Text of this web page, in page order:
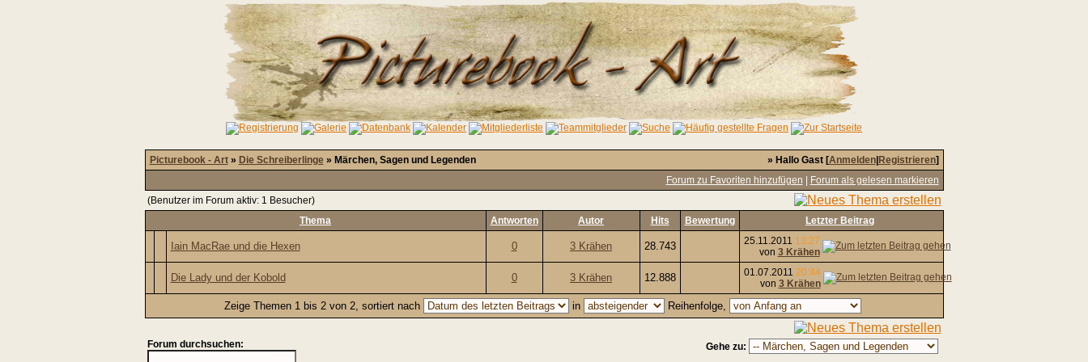
Picturebook - Art» Die Schreiberlinge» Märchen, Sagen und Legenden » Hallo Gast [Anmelden| Registrieren]
Forum zu Favoriten hinzufügen
Forum als gelesen markieren
(Benutzer im Forum aktiv: 1 Besucher)
Thema
Antworten Autor Hits Bewertung Letzter Beitrag
Iain MacRae und die Hexen 0 3 Krähen 28.743 25.11.2011 13:27
von 3 Krähen
Die Lady und der Kobold 0 3 Krähen 12.888 01.07.2011 20:44
von 3 Krähen
Zeige Themen 1 bis 2 von 2, sortiert nach in Reihenfolge,
Forum durchsuchen: Gehe zu: